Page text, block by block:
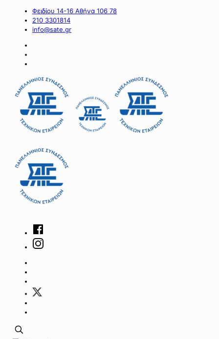
Φειδίου 14-16 Αθήνα 106 78
210 3301814
info@sate.gr